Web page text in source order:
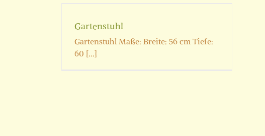
Gartenstuhl
Gartenstuhl Maße: Breite: 56 cm Tiefe:
60 [...]